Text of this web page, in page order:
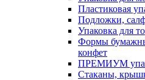
Пластиковая
Подложки,
Упаковка для
Формы
конфет
ПРЕМИУМ
Стаканы,